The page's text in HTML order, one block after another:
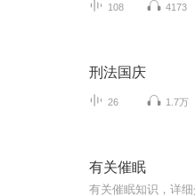
108 4173
刑法国庆
26 1.7万
有关催眠